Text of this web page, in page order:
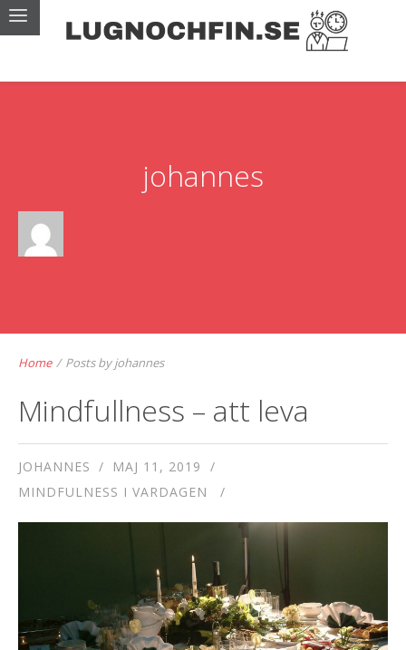
johannes
Home / Posts by johannes
Mindfullness – att leva
JOHANNES
MAJ 11, 2019
MINDFULNESS I VARDAGEN